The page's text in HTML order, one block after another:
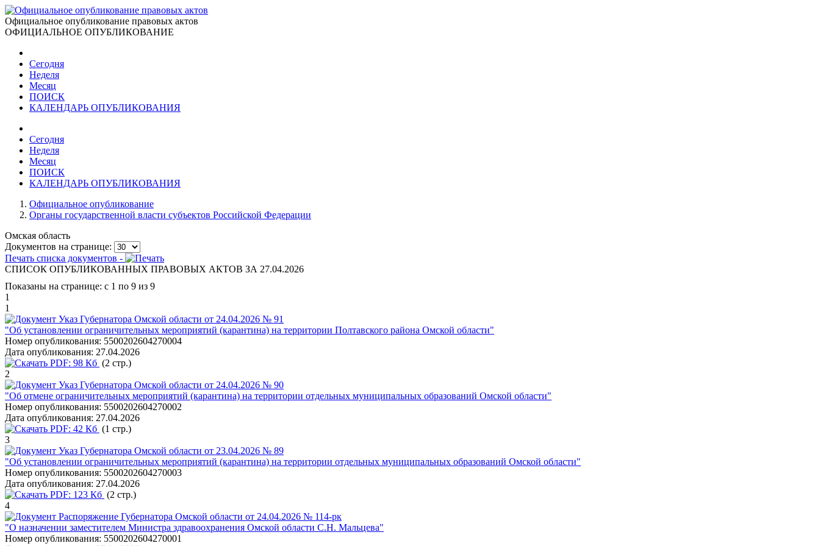
Официальное опубликование правовых актов
ОФИЦИАЛЬНОЕ ОПУБЛИКОВАНИЕ
Сегодня
Неделя
Месяц
ПОИСК
КАЛЕНДАРЬ ОПУБЛИКОВАНИЯ
Сегодня
Неделя
Месяц
ПОИСК
КАЛЕНДАРЬ ОПУБЛИКОВАНИЯ
Официальное опубликование
Органы государственной власти субъектов Российской Федерации
Омская область
Документов на странице:
Печать списка документов -
СПИСОК ОПУБЛИКОВАННЫХ ПРАВОВЫХ АКТОВ ЗА 27.04.2026
Показаны на странице: с 1 по 9 из 9
1
1
Указ Губернатора Омской области от 24.04.2026 № 91
"Об установлении ограничительных мероприятий (карантина) на территории Полтавского района Омской области"
Номер опубликования: 5500202604270004
Дата опубликования: 27.04.2026
PDF: 98 Кб (2 стр.)
2
Указ Губернатора Омской области от 24.04.2026 № 90
"Об отмене ограничительных мероприятий (карантина) на территории отдельных муниципальных образований Омской области"
Номер опубликования: 5500202604270002
Дата опубликования: 27.04.2026
PDF: 42 Кб (1 стр.)
3
Указ Губернатора Омской области от 23.04.2026 № 89
"Об установлении ограничительных мероприятий (карантина) на территории отдельных муниципальных образований Омской области"
Номер опубликования: 5500202604270003
Дата опубликования: 27.04.2026
PDF: 123 Кб (2 стр.)
4
Распоряжение Губернатора Омской области от 24.04.2026 № 114-рк
"О назначении заместителем Министра здравоохранения Омской области С.Н. Мальцева"
Номер опубликования: 5500202604270001